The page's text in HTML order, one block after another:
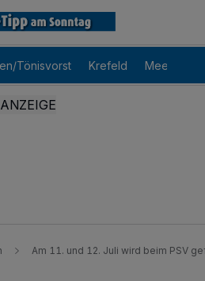
Tönisvorst Krefeld Meerbusch
Am 11. und 12. Juli wird beim PSV